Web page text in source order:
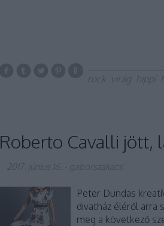
rock
virág hippi
Roberto Cavalli jött,
2017. június 16. gaborszakacs
Peter Dundas
divatház éléről arra
meg a következő